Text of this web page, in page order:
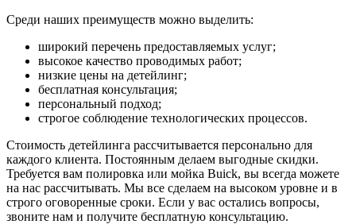
Среди наших преимуществ можно выделить:
широкий перечень предоставляемых услуг;
высокое качество проводимых работ;
низкие цены на детейлинг;
бесплатная консультация;
персональный подход;
строгое соблюдение технологических процессов.
Стоимость детейлинга рассчитывается персонально для
каждого клиента. Постоянным делаем выгодные скидки.
Требуется вам полировка или мойка Buick, вы всегда можете
на нас рассчитывать. Мы все сделаем на высоком уровне и в
строго оговоренные сроки. Если у вас остались вопросы,
звоните нам и получите бесплатную консультацию.